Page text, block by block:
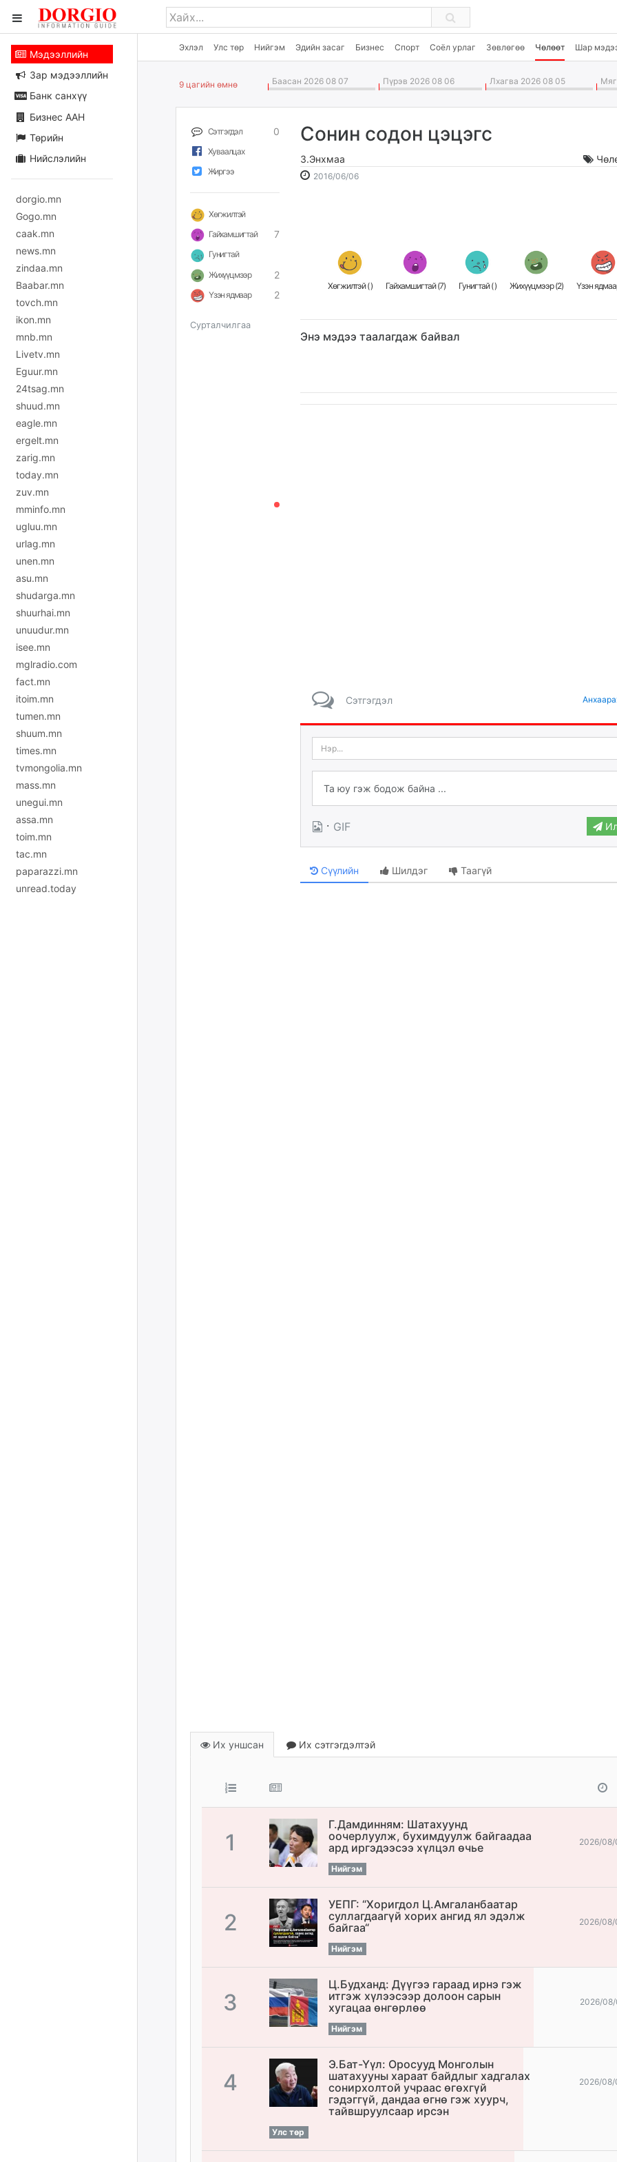
Эхлэл Улс төр Нийгэм Эдийн засаг Бизнес Спорт Соёл урлаг Зөвлөгөө Чөлөөт Шар
Мэдээллийн
Зар мэдээллийн
Банк санхүү
Бизнес ААН
Төрийн
Нийслэлийн
dorgio.mn
Gogo.mn
caak.mn
news.mn
zindaa.mn
Baabar.mn
tovch.mn
ikon.mn
mnb.mn
Livetv.mn
Eguur.mn
24tsag.mn
shuud.mn
eagle.mn
ergelt.mn
zarig.mn
today.mn
zuv.mn
mminfo.mn
ugluu.mn
urlag.mn
unen.mn
asu.mn
shudarga.mn
shuurhai.mn
unuudur.mn
isee.mn
mglradio.com
fact.mn
itoim.mn
tumen.mn
shuum.mn
times.mn
tvmongolia.mn
mass.mn
unegui.mn
assa.mn
toim.mn
tac.mn
paparazzi.mn
unread.today
9 цагийн өмнө Баасан 2026 08 07 Пүрэв 2026 08 06 Лхагва 2026 08 05
Сэтгэгдэл 0
Хуваалцах
Жиргээ
Хөгжилтэй
Гайхамшигтай
7
Гунигтай
Жихүүцмээр
2
Үзэн ядмаар 2
Сурталчилгаа
Сонин содон цэцэгс
З.Энхмаа
2016/06/062016-
2026-
Хөгжилтэй () Гайхамшигтай (7) Гунигтай () Жихүүцмээр (2) Үзэн
Энэ мэдээ таалагдаж байвал
Сэтгэгдэл
· GIF
Сүүлийн Шилдэг Таагүй
Их уншсан Их сэтгэгдэлтэй
1
Г.Дамдинням: Шатахуунд
оочерлуулж, бухимдуулж байгаадаа
ард иргэдээсээ хүлцэл өчье
Нийгэм
2026/08/
2
УЕПГ: “Хоригдол Ц.Амгаланбаатар
cуллагдаагүй хорих ангид ял эдэлж
байгаа“
Нийгэм
2026/08/
3
Ц.Будханд: Дүүгээ гараад ирнэ гэж
итгэж хүлээсээр долоон сарын
хугацаа өнгөрлөө
Нийгэм
2026/
4
Э.Бат-Үүл: Оросууд Монголын
шатахууны хараат байдлыг хадгалах
сонирхолтой учраас өгөхгүй
гэдэггүй, дандаа өгнө гэж хуурч,
тайвшруулсаар ирсэн
Улс төр
2026/08/